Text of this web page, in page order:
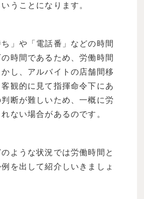
うことになります。
」や「電話番」などの時間
時間であるため、労働時間
し、アルバイトの店舗間移
観的に見て指揮命令下にあ
断が難しいため、一概に労
ない場合があるのです。
ような状況では労働時間と
を出して紹介しいきましょ